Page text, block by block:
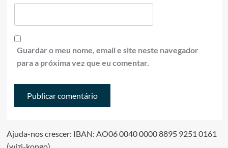
Guardar o meu nome, email e site neste navegador
para a próxima vez que eu comentar.
Ajuda-nos crescer: IBAN: AO06 0040 0000 8895 9251 0161